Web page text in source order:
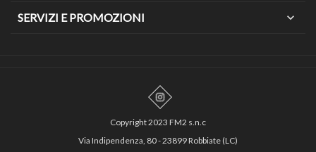
SERVIZI E PROMOZIONI expand_more
Copyright 2023 FM2 s.n.c
Via Indipendenza, 80 - 23899 Robbiate (LC)